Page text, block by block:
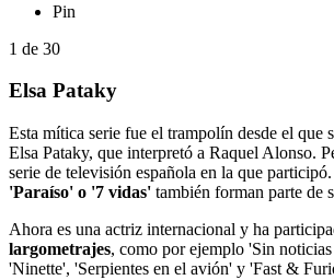
Pin
1 de 30
Elsa Pataky
Esta mítica serie fue el trampolín desde el que
Elsa Pataky, que interpretó a Raquel Alonso.
serie de televisión española en la que participó.
'Paraíso' o '7 vidas' también forman parte de
Ahora es una actriz internacional y ha
largometrajes, como por ejemplo 'Sin
'Ninette', 'Serpientes en el avión' y 'Fast &